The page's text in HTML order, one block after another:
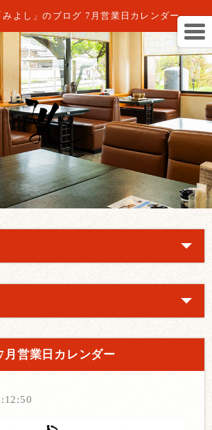
みよし」のブログ 7月営業日カレンダー
月営業日カレンダー